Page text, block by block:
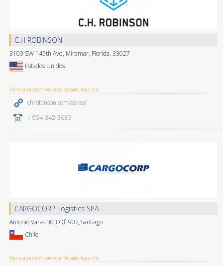
C.H ROBINSON
3100 SW 145th Ave, Miramar, Florida, 33027
Estados Unidos
Para aparecer en este listado haz clic
chrobinson.com/es-es/
1 954-342-3630
CARGOCORP Logistics SPA
Antonio Varas 303 Of. 902,Santiago
Chile
Para aparecer en este listado haz clic